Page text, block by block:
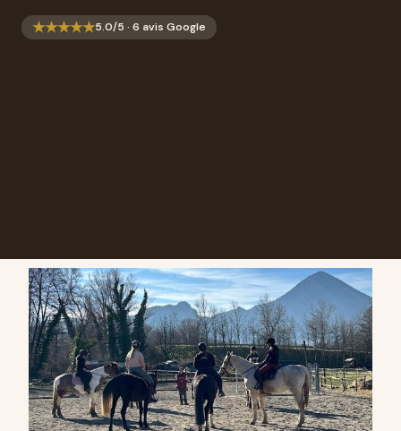
★★★★★5.0/5 · 6 avis Google